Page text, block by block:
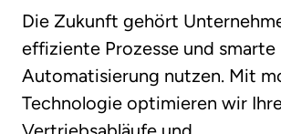
Die Zukunft gehört
effiziente Prozesse und smarte
Automatisierung nutzen. Mit
Technologie optimieren wir